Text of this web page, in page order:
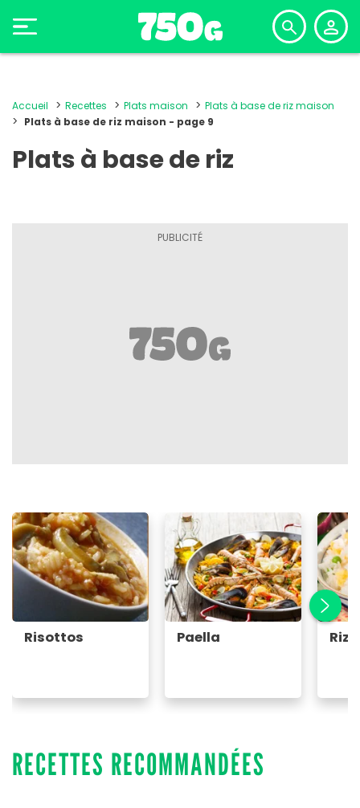
Accueil Recettes Plats maison
Plats à base de riz maison
Plats à base de riz maison - page 9
Plats à base de riz
Risottos Paella Riz
RECETTES RECOMMANDÉES